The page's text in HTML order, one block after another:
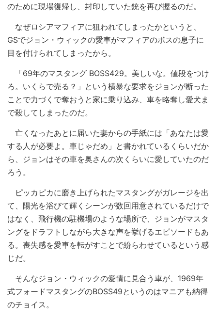
のために現場復帰し、封印していた銃を再び握るのだ。
なぜロシアマフィアに狙われてしまったかというと、
GSでジョン・ウィックの愛車がマフィアのボスの息子に
目を付けられてしまったから。
「69年のマスタング BOSS429。美しいな。値段をつけ
ろ。いくらで売る？」という横暴な要求をジョンが断った
ことで力づくで奪おうと家に乗り込み、車を略奪し愛犬ま
で殺してしまったのだ。
亡くなったあとに届いた妻からの手紙には「あなたは愛
する人が必要よ。車じゃだめ」と書かれているくらいだか
ら、ジョンはその車を奥さんの次くらいに愛していたのだ
ろう。
ピッカピカに磨き上げられたマスタングがガレージを出
て、陽光を浴びて輝くシーンが数回用意されているだけで
はなく、飛行機の駐機場のような場所で、ジョンがマスタ
ングをドラフトしながら大きな声を挙げるエピソードもあ
る。喪失感を愛車を転がすことで紛らわせているという感
じだ。
そんなジョン・ウィックの愛情に見合う車が、1969年
式フォードマスタングのBOSS49というのはマニアも納得
のチョイス。